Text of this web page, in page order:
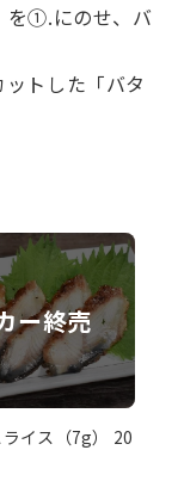
を①.にのせ、バ
ットした「バタ
ー終売
イス（7g） 20